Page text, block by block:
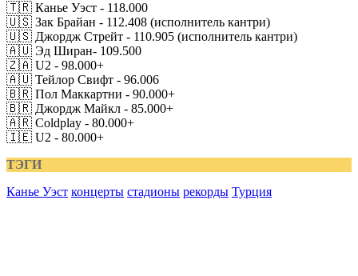
🇹🇷 Канье Уэст - 118.000
🇺🇸 Зак Брайан - 112.408 (исполнитель кантри)
🇺🇸 Джордж Стрейт - 110.905 (исполнитель кантри)
🇦🇺 Эд Ширан- 109.500
🇿🇦 U2 - 98.000+
🇦🇺 Тейлор Свифт - 96.006
🇧🇷 Пол Маккартни - 90.000+
🇧🇷 Джордж Майкл - 85.000+
🇦🇷 Coldplay - 80.000+
🇮🇪 U2 - 80.000+
ТЭГИ
Канье Уэст концерты стадионы рекорды Турция